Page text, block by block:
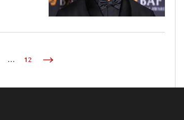
... 12